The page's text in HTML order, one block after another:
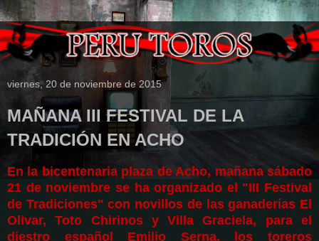
viernes, 20 de noviembre de 2015
MAÑANA III FESTIVAL DE LA
TRADICIÓN EN ACHO
En la bicentenaria plaza de Acho, mañana sábado
21 de noviembre se ha organizado el "III Festival
de Tradiciones" con novillos de las ganaderías El
Olivar, Toto Chirinos y Villa Graciela, para el
diestro español Emilio Serna, los toreros